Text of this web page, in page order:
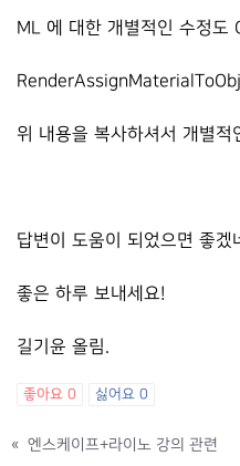
ML 에 대한 개별적인 수정도
위 내용을 복사하셔서 개별
답변이 도움이 되었으면 좋겠
좋은 하루 보내세요!
길기윤 올림.
좋아요 0 싫어요 0
« 엔스케이프+라이노 강의 관련